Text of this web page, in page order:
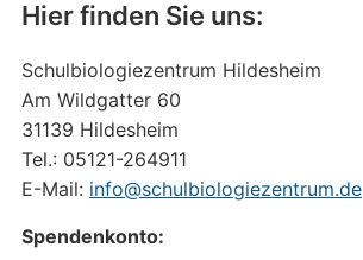
Hier finden Sie uns:
Schulbiologiezentrum Hildesheim
Am Wildgatter 60
31139 Hildesheim
Tel.: 05121-264911
E-Mail: info@schulbiologiezentrum.de
Spendenkonto: